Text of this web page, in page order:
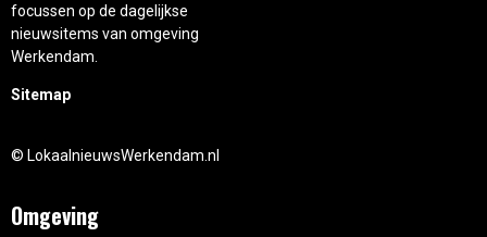
focussen op de dagelijkse
nieuwsitems van omgeving
Werkendam.
Sitemap
© LokaalnieuwsWerkendam.nl
Omgeving